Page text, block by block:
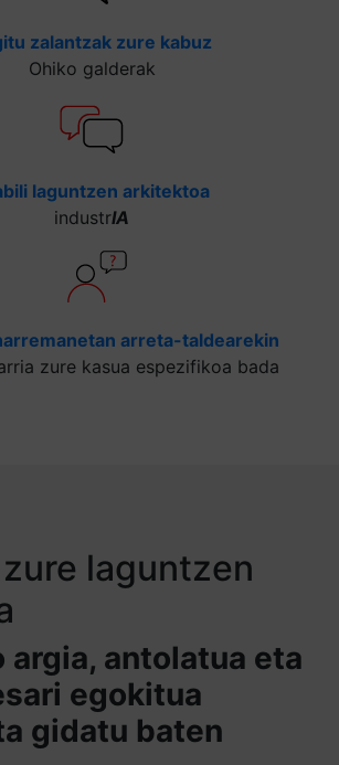
zalantzak zure kabuz
Ohiko galderak
laguntzen arkitektoa
industrIA
arreta-taldearekin
zure kasua espezifikoa bada
zure laguntzen
argia, antolatua eta
egokitua
gidatu baten